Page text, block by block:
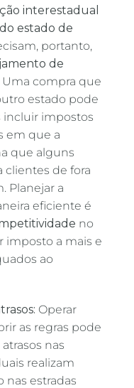
interestadual
estado de
portanto,
de
compra que
estado pode
incluir impostos
em que a
que alguns
clientes de fora
Planejar a
eficiente é
no
imposto a mais e
ao
Operar
as regras pode
nas
realizam
nas estradas